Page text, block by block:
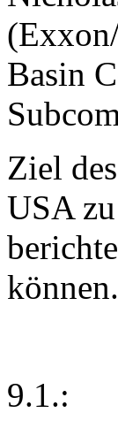
Basin
Ziel
USA
9.1.: